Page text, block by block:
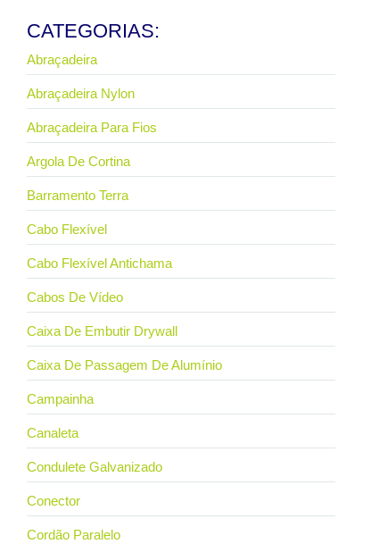
CATEGORIAS:
Abraçadeira
Abraçadeira Nylon
Abraçadeira Para Fios
Argola De Cortina
Barramento Terra
Cabo Flexível
Cabo Flexível Antichama
Cabos De Vídeo
Caixa De Embutir Drywall
Caixa De Passagem De Alumínio
Campainha
Canaleta
Condulete Galvanizado
Conector
Cordão Paralelo